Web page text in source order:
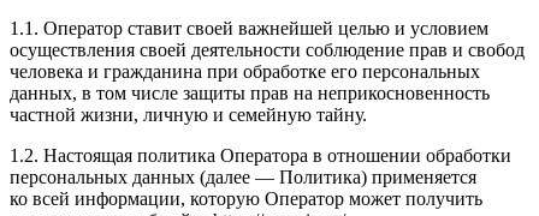
1.1. Оператор ставит своей важнейшей целью и условием
осуществления своей деятельности соблюдение прав и свобод
человека и гражданина при обработке его персональных
данных, в том числе защиты прав на неприкосновенность
частной жизни, личную и семейную тайну.
1.2. Настоящая политика Оператора в отношении обработки
персональных данных (далее — Политика) применяется
ко всей информации, которую Оператор может получить